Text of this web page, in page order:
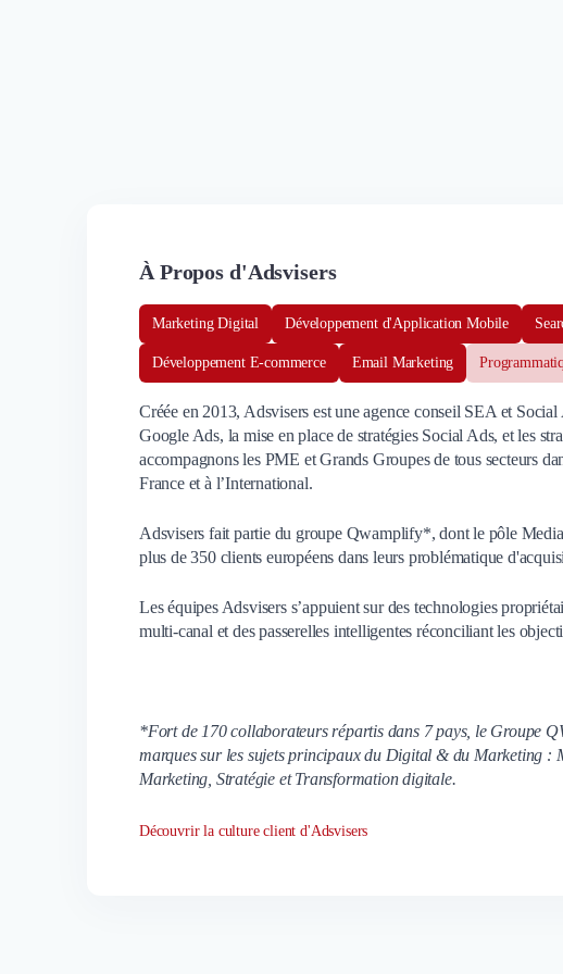
À Propos d'Adsvisers
Marketing Digital Développement d'Application Mobile
Développement E-commerce Email Marketing
Créée en 2013, Adsvisers est une agence conseil SEA et
Google Ads, la mise en place de stratégies Social Ads, et les
accompagnons les PME et Grands Groupes de tous secteurs
France et à l’International.
Adsvisers fait partie du groupe Qwamplify*, dont le pôle
plus de 350 clients européens dans leurs problématique
Les équipes Adsvisers s’appuient sur des technologies
multi-canal et des passerelles intelligentes réconciliant les
*Fort de 170 collaborateurs répartis dans 7 pays, le Groupe
marques sur les sujets principaux du Digital & du Marketing
Marketing, Stratégie et Transformation digitale.
Découvrir la culture client d'Adsvisers